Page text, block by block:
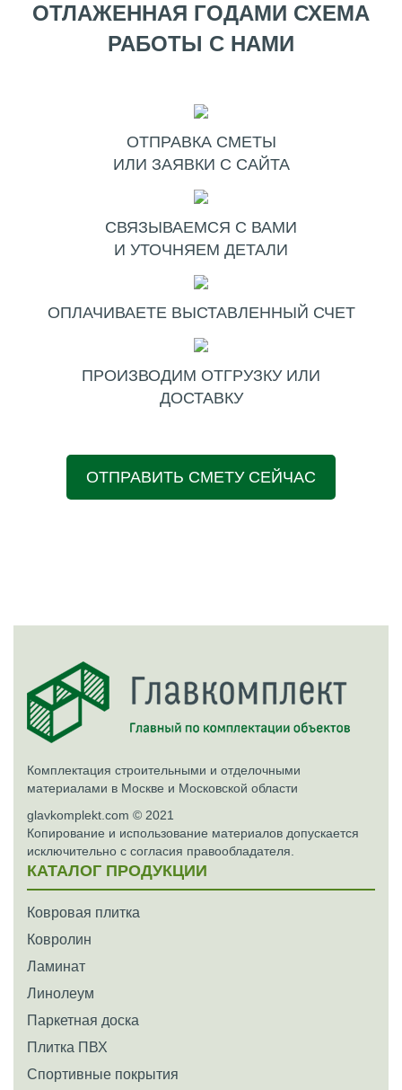
ОТЛАЖЕННАЯ ГОДАМИ СХЕМА
РАБОТЫ С НАМИ
ОТПРАВКА СМЕТЫ
ИЛИ ЗАЯВКИ С САЙТА
СВЯЗЫВАЕМСЯ С ВАМИ
И УТОЧНЯЕМ ДЕТАЛИ
ОПЛАЧИВАЕТЕ ВЫСТАВЛЕННЫЙ СЧЕТ
ПРОИЗВОДИМ ОТГРУЗКУ ИЛИ
ДОСТАВКУ
ОТПРАВИТЬ СМЕТУ СЕЙЧАС
Комплектация строительными и отделочными
материалами в Москве и Московской области
glavkomplekt.com © 2021
Копирование и использование материалов допускается
исключительно с согласия правообладателя.
КАТАЛОГ ПРОДУКЦИИ
Ковровая плитка
Ковролин
Ламинат
Линолеум
Паркетная доска
Плитка ПВХ
Спортивные покрытия